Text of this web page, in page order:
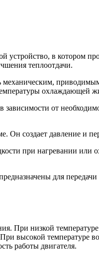
устройство, в котором
теплоотдачи.
охлаждающей
от
создает давление и
при нагревании или
для
При низкой
высокой температуре
работы двигателя.